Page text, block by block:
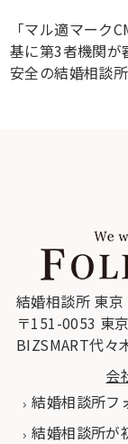
「マル適マーク
基に第3者機関が
安全の結婚相談所
結婚相談所 東
〒151-0053 東
BIZSMART代々
会
結婚相談所フ
結婚相談所が